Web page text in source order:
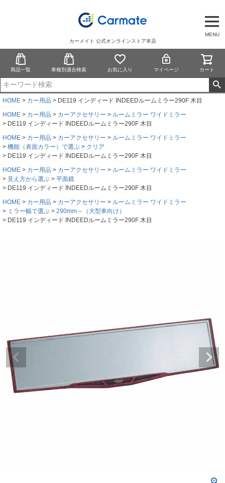
MENU
カーメイト 公式オンラインストア本店
商品一覧 車種別適合検索 お気に入り マイページ カート
HOME カー用品
DE119 インディード INDEEDルームミラー290F 木目
HOME
カー用品 カーアクセサリー
ルームミラー ワイドミラー
DE119 インディード INDEEDルームミラー290F 木目
HOME
カー用品 カーアクセサリー
ルームミラー ワイドミラー
機能（表面カラー）で選ぶ
クリア
DE119 インディード INDEEDルームミラー290F 木目
HOME
カー用品 カーアクセサリー
ルームミラー ワイドミラー
見え方から選ぶ
平面鏡
DE119 インディード INDEEDルームミラー290F 木目
HOME
カー用品 カーアクセサリー
ルームミラー ワイドミラー
ミラー幅で選ぶ
290mm～（大型車向け）
DE119 インディード INDEEDルームミラー290F 木目